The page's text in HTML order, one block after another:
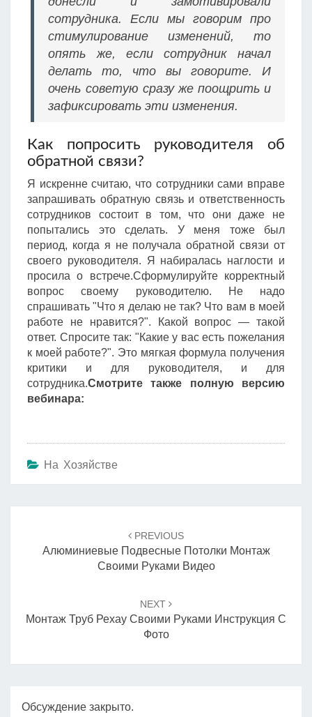
сотрудника. Если мы говорим про
стимулирование изменений, то
опять же, если сотрудник начал
делать то, что вы говорите. И
очень советую сразу же поощрить и
зафиксировать эти изменения.
Как попросить руководителя об
обратной связи?
Я искренне считаю, что сотрудники сами вправе
запрашивать обратную связь и ответственность
сотрудников состоит в том, что они даже не
попытались это сделать. У меня тоже был
период, когда я не получала обратной связи от
своего руководителя. Я набиралась наглости и
просила о встрече.Сформулируйте корректный
вопрос своему руководителю. Не надо
спрашивать "Что я делаю не так? Что вам в моей
работе не нравится?". Какой вопрос — такой
ответ. Спросите так: "Какие у вас есть пожелания
к моей работе?". Это мягкая формула получения
критики и для руководителя, и для
сотрудника.Смотрите также полную версию
вебинара:
На Хозяйстве
записям
PREVIOUS
Алюминиевые Подвесные Потолки Монтаж
Своими Руками Видео
NEXT
Монтаж Труб Рехау Своими Руками Инструкция С
Фото
Обсуждение закрыто.